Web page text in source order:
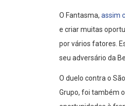
O Fantasma, assim
e criar muitas
por vários fatores.
seu adversário da
O duelo contra o
Grupo, foi também